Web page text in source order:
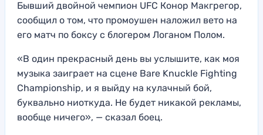
Бывший двойной чемпион UFC Конор Макгрегор,
сообщил о том, что промоушен наложил вето на
его матч по боксу с блогером Логаном Полом.
«В один прекрасный день вы услышите, как моя
музыка заиграет на сцене Bare Knuckle Fighting
Championship, и я выйду на кулачный бой,
буквально ниоткуда. Не будет никакой рекламы,
вообще ничего», — сказал боец.